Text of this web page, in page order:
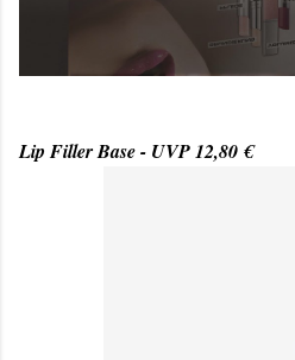
Lip Filler Base - UVP 12,80 €